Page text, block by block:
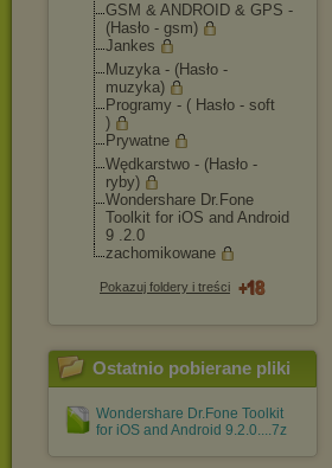
GSM & ANDROID & GPS -
(Hasło - gsm)
Jankes
Muzyka - (Hasło -
muzyka)
Programy - ( Hasło - soft
)
Prywatne
Wędkarstwo - (Hasło -
ryby)
Wondershare Dr.Fone
Toolkit for iOS and Android
9 .2.0
zachomikowane
Pokazuj foldery i treści
Ostatnio pobierane pliki
Wondershare Dr.Fone Toolkit
for iOS and Android 9.2.0....7z